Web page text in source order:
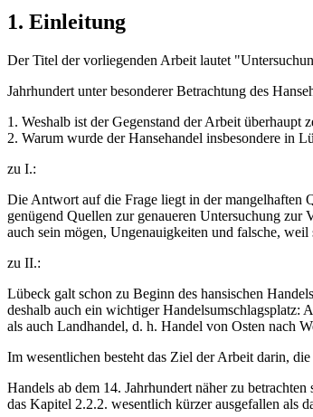
1. Einleitung
Der Titel der vorliegenden Arbeit lautet
Jahrhundert unter besonderer Betrachtung des
1. Weshalb ist der Gegenstand der Arbeit überhaupt
2. Warum wurde der Hansehandel insbesondere in
zu I.:
Die Antwort auf die Frage liegt in der mangelhaften
genügend Quellen zur genaueren Untersuchung zur
auch sein mögen, Ungenauigkeiten und falsche,
zu II.:
Lübeck galt schon zu Beginn des hansischen
deshalb auch ein wichtiger Handelsumschlagsplatz:
als auch Landhandel, d. h. Handel von Osten nach
Im wesentlichen besteht das Ziel der Arbeit darin,
Handels ab dem 14. Jahrhundert näher zu
das Kapitel 2.2.2. wesentlich kürzer ausgefallen als